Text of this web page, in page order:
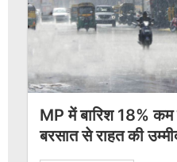
MP में बारिश 18%
बरसात से राहत की